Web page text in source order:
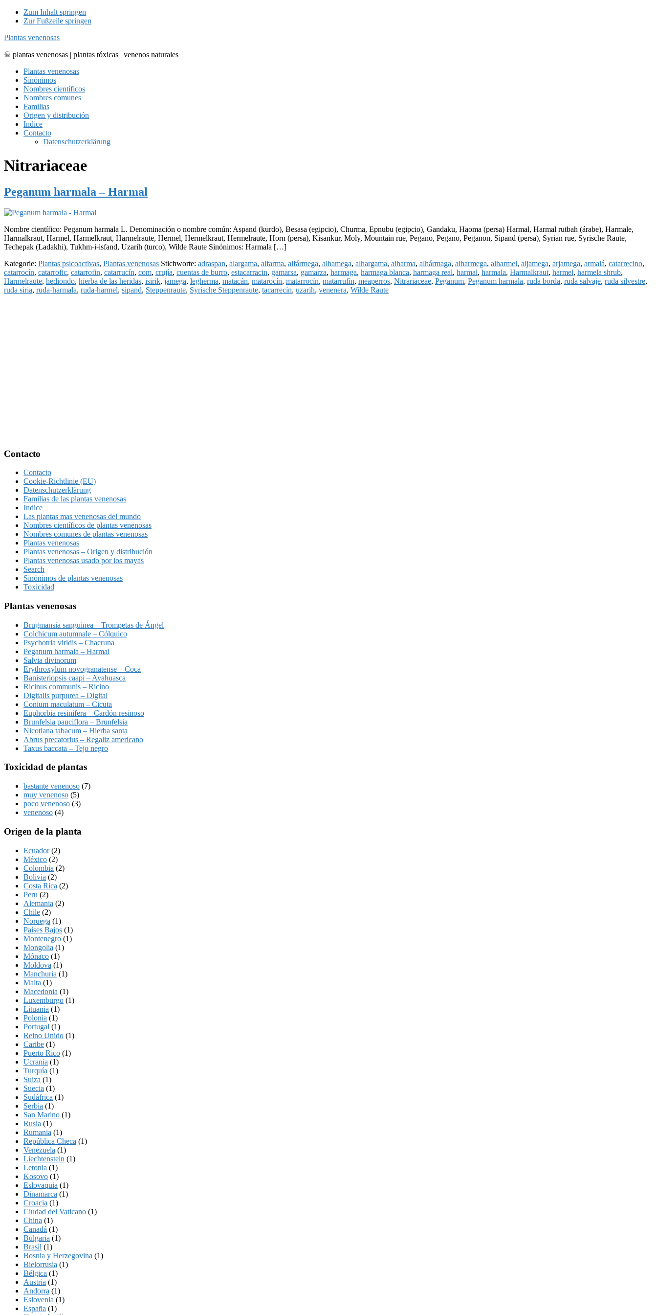
Zum Inhalt springen
Zur Fußzeile springen
Plantas venenosas
☠ plantas venenosas | plantas tóxicas | venenos naturales
Plantas venenosas
Sinónimos
Nombres científicos
Nombres comunes
Familias
Origen y distribución
Indice
Contacto
Datenschutzerklärung
Nitrariaceae
Peganum harmala – Harmal
Nombre científico: Peganum harmala L. Denominación o nombre común: Aspand (kurdo), Besasa (egipcio), Churma, Epnubu (egipcio), Gandaku, Haoma (persa) Harmal, Harmal rutbah (árabe), Harmale,
Harmalkraut, Harmel, Harmelkraut, Harmelraute, Hermel, Hermelkraut, Hermelraute, Horn (persa), Kisankur, Moly, Mountain rue, Pegano, Pegano, Peganon, Sipand (persa), Syrian rue, Syrische Raute,
Techepak (Ladakhi), Tukhm-i-isfand, Uzarih (turco), Wilde Raute Sinónimos: Harmala […]
Kategorie: Plantas psicoactivas, Plantas venenosas Stichworte: adraspan, alargama, alfarma, alfármega, alhamega, alhargama, alharma, alhármaga, alharmega, alharmel, aljamega, arjamega, armalá, catarrecino,
catarrocín, catarrofic, catarrofin, catarrucín, com, crujía, cuentas de burro, estacarracin, gamarsa, gamarza, harmaga, harmaga blanca, harmaga real, harmal, harmala, Harmalkraut, harmel, harmela shrub,
Harmelraute, hediondo, hierba de las heridas, isirik, jamega, legherma, matacán, matarocín, matarrocín, matarrufín, meaperros, Nitrariaceae, Peganum, Peganum harmala, ruda borda, ruda salvaje, ruda silvestre,
ruda siria, ruda-harmala, ruda-harmel, sipand, Steppenraute, Syrische Steppenraute, tacarrecín, uzarih, venenera, Wilde Raute
Footer
Contacto
Contacto
Cookie-Richtlinie (EU)
Datenschutzerklärung
Familias de las plantas venenosas
Indice
Las plantas mas venenosas del mundo
Nombres científicos de plantas venenosas
Nombres comunes de plantas venenosas
Plantas venenosas
Plantas venenosas – Origen y distribución
Plantas venenosas usado por los mayas
Search
Sinónimos de plantas venenosas
Toxicidad
Plantas venenosas
Brugmansia sanguinea – Trompetas de Ángel
Colchicum autumnale – Cólquico
Psychotria viridis – Chacruna
Peganum harmala – Harmal
Salvia divinorum
Erythroxylum novogranatense – Coca
Banisteriopsis caapi – Ayahuasca
Ricinus communis – Ricino
Digitalis purpurea – Digital
Conium maculatum – Cicuta
Euphorbia resinifera – Cardón resinoso
Brunfelsia pauciflora – Brunfelsia
Nicotiana tabacum – Hierba santa
Abrus precatorius – Regaliz americano
Taxus baccata – Tejo negro
Toxicidad de plantas
bastante venenoso (7)
muy venenoso (5)
poco venenoso (3)
venenoso (4)
Origen de la planta
Ecuador(2)
México (2)
Colombia (2)
Bolivia (2)
Costa Rica (2)
Peru (2)
Alemania (2)
Chile (2)
Noruega (1)
Países Bajos (1)
Montenegro (1)
Mongolia (1)
Mónaco (1)
Moldova (1)
Manchuria (1)
Malta (1)
Macedonia (1)
Luxemburgo (1)
Lituania (1)
Polonia (1)
Portugal (1)
Reino Unido (1)
Caribe (1)
Puerto Rico (1)
Ucrania (1)
Turquía (1)
Suiza (1)
Suecia (1)
Sudáfrica (1)
Serbia (1)
San Marino (1)
Rusia (1)
Rumania (1)
República Checa (1)
Venezuela (1)
Liechtenstein (1)
Letonia (1)
Kosovo (1)
Eslovaquia (1)
Dinamarca (1)
Croacia (1)
Ciudad del Vaticano (1)
China (1)
Canadá (1)
Bulgaria (1)
Brasil (1)
Bosnia y Herzegovina (1)
Bielorrusia (1)
Bélgica (1)
Austria (1)
Andorra (1)
Eslovenia (1)
España (1)